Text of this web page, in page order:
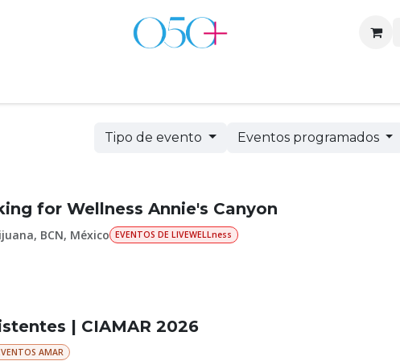
Tipo de evento Eventos programados
for Wellness Annie's Canyon
, BCN, México EVENTOS DE LIVEWELLness
| CIAMAR 2026
AMAR